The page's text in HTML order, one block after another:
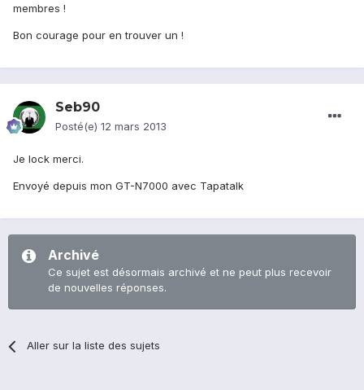
membres !
Bon courage pour en trouver un !
Seb90
Posté(e) 12 mars 2013
Je lock merci.
Envoyé depuis mon GT-N7000 avec Tapatalk
Archivé
Ce sujet est désormais archivé et ne peut plus recevoir
de nouvelles réponses.
Aller sur la liste des sujets